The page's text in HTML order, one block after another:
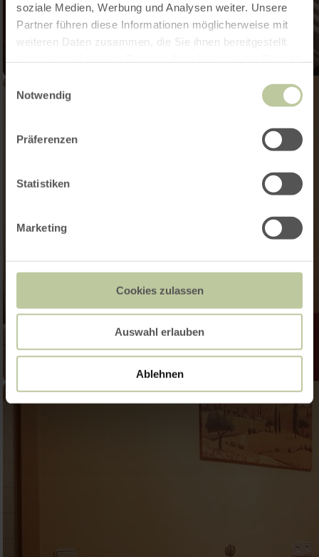
soziale Medien, Werbung und Analysen weiter. Unsere
Partner führen diese Informationen möglicherweise mit
weiteren Daten zusammen, die Sie ihnen bereitgestellt
Einwilligungsauswahl
Notwendig
Präferenzen
Statistiken
Marketing
Cookies zulassen
Auswahl erlauben
Ablehnen